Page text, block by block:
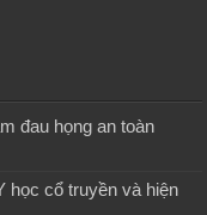
đau họng an toàn
học cổ truyền và hiện